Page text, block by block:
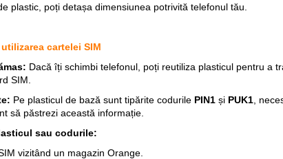
plastic, poți detașa dimensiunea potrivită telefonul tău.
cartelei SIM
Dacă îți schimbi telefonul, poți reutiliza plasticul pentru a
SIM.
Pe plasticul de bază sunt tipărite codurile PIN1 și PUK1 ,
să păstrezi această informație.
sau codurile:
vizitând un magazin Orange.